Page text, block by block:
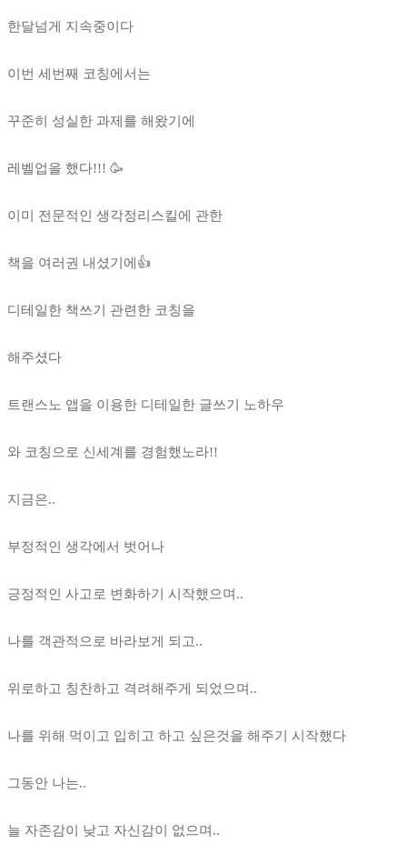
한달넘게 지속중이다
이번 세번째 코칭에서는
꾸준히 성실한 과제를 해왔기에
레벨업을 했다!!! 🥳
이미 전문적인 생각정리스킬에 관한
책을 여러권 내셨기에👍
디테일한 책쓰기 관련한 코칭을
해주셨다
트랜스노 앱을 이용한 디테일한 글쓰기 노하우
와 코칭으로 신세계를 경험했노라!!
지금은..
부정적인 생각에서 벗어나
긍정적인 사고로 변화하기 시작했으며..
나를 객관적으로 바라보게 되고..
위로하고 칭찬하고 격려해주게 되었으며..
나를 위해 먹이고 입히고 하고 싶은것을 해주기 시작했다
그동안 나는..
늘 자존감이 낮고 자신감이 없으며..